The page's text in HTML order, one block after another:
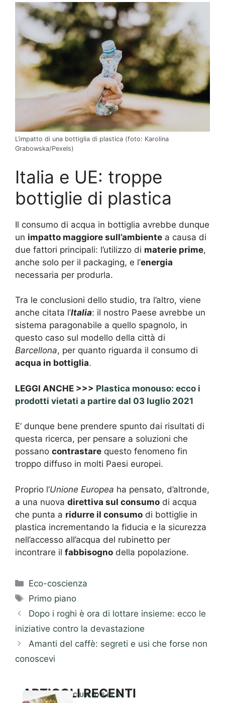
L’impatto di una bottiglia di plastica (foto: Karolina
Grabowska/Pexels)
Italia e UE: troppe
bottiglie di plastica
Il consumo di acqua in bottiglia avrebbe dunque
un impatto maggiore sull’ambiente a causa di
due fattori principali: l’utilizzo di materie prime,
anche solo per il packaging, e l’energia
necessaria per produrla.
Tra le conclusioni dello studio, tra l’altro, viene
anche citata l’Italia: il nostro Paese avrebbe un
sistema paragonabile a quello spagnolo, in
questo caso sul modello della città di
Barcellona, per quanto riguarda il consumo di
acqua in bottiglia.
LEGGI ANCHE >>> Plastica monouso: ecco i
prodotti vietati a partire dal 03 luglio 2021
E’ dunque bene prendere spunto dai risultati di
questa ricerca, per pensare a soluzioni che
possano contrastare questo fenomeno fin
troppo diffuso in molti Paesi europei.
Proprio l’Unione Europea ha pensato, d’altronde,
a una nuova direttiva sul consumo di acqua
che punta a ridurre il consumo di bottiglie in
plastica incrementando la fiducia e la sicurezza
nell’accesso all’acqua del rubinetto per
incontrare il fabbisogno della popolazione.
Categorie
Eco-coscienza
Tag
Primo piano
Dopo i roghi è ora di lottare insieme: ecco le
iniziative contro la devastazione
Amanti del caffè: segreti e usi che forse non
conoscevi
ARTICOLI RECENTI
CURIOSITÀ